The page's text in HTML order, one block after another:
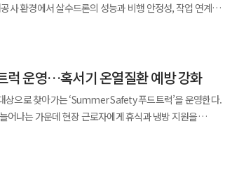
실증을 진행했다. 전원 케이블과 물 호스가 직접 연결된
수 위치와 범위를 실시간 조정할 수 있어 공사 진행 상황에
럭 운영…혹서기 온열질환 예방 강화
으로 찾아가는 ‘Summer Safety 푸드트럭’을 운영한다.
어나는 가운데 현장 근로자에게 휴식과 냉방 지원을